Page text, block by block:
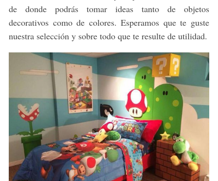
de donde podrás tomar ideas tanto de objetos
decorativos como de colores. Esperamos que te guste
nuestra selección y sobre todo que te resulte de utilidad.